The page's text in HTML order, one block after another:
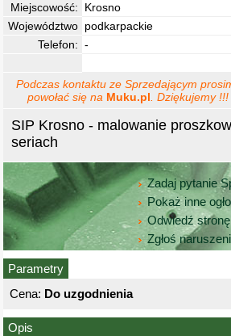
SIP Krosno - malowanie
seriach
Zadaj pytanie
Pokaż inne
Odwiedź
Zgłoś
Parametry
Cena: Do uzgodnienia
Miejscowość:
Krosno
Województwo podkarpackie
Telefon: -
Podczas kontaktu ze Sprzedającym
powołać się na Muku.pl . Dziękujemy !!!
Opis